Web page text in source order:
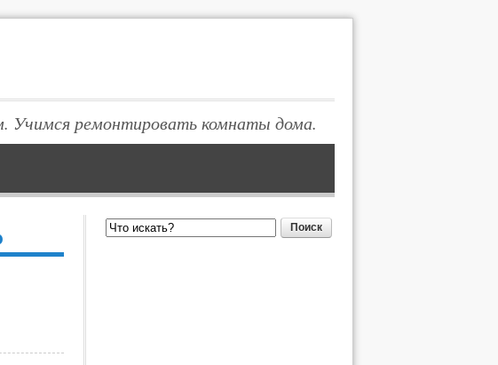
Учимся ремонтировать комнаты дома.
Поиск